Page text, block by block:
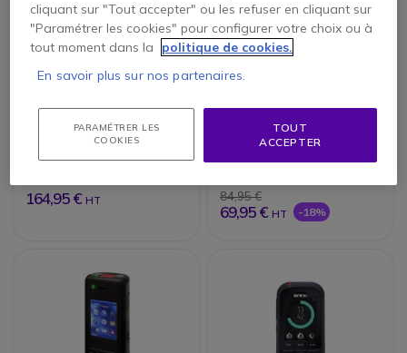
RTX8630
164,95 € HT
RTX8430
84,95 €
69,95 € HT -18%
cliquant sur "Tout accepter" ou les refuser en cliquant sur
"Paramétrer les cookies" pour configurer votre choix ou à
tout moment dans la
politique de cookies.
En savoir plus sur nos partenaires.
PARAMÉTRER LES
COOKIES
TOUT
ACCEPTER